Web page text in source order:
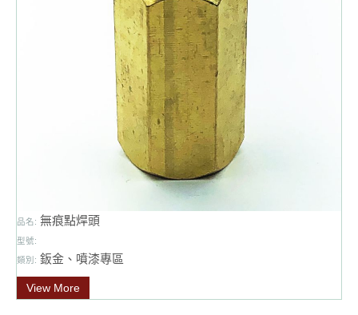
品名: 無痕點焊頭
型號:
類別: 鈑金、噴漆專區
View More